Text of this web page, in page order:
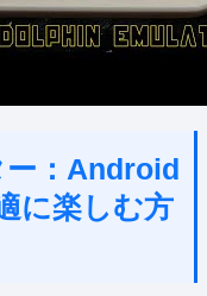
：Android
に楽しむ方